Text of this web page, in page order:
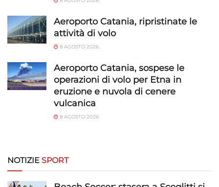
e presentare pubblicità e contenuto,
Salvare e comunicare le scelte sulla
privacy.
Sempre attivo
Aeroporto Catania, ripristinate le
attività di volo
8 AGOSTO 2026
Aeroporto Catania, sospese le
operazioni di volo per Etna in
eruzione e nuvola di cenere
vulcanica
8 AGOSTO 2026
NOTIZIE SPORT